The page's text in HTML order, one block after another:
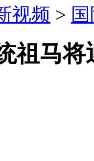
视频 >
祖马